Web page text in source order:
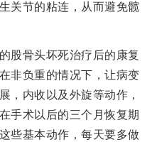
关节的粘连，从而避免髋
股骨头坏死治疗后的康复
非负重的情况下，让病变
，内收以及外旋等动作，
手术以后的三个月恢复期
些基本动作，每天要多做